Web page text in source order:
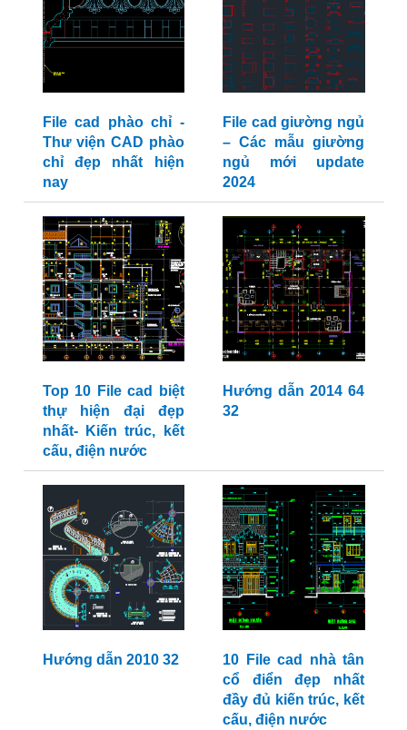
File cad phào chỉ -
Thư viện CAD phào
chỉ đẹp nhất hiện
nay
File cad giường ngủ
– Các mẫu giường
ngủ mới update
2024
Top 10 File cad biệt
thự hiện đại đẹp
nhất- Kiến trúc, kết
cấu, điện nước
Hướng dẫn 2014 64
32
Hướng dẫn 2010 32
10 File cad nhà tân
cổ điển đẹp nhất
đầy đủ kiến trúc, kết
cấu, điện nước